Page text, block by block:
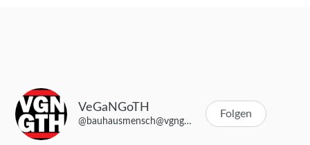
VeGaNGoTH
@bauhausmensch@vgngth.de
Folgen